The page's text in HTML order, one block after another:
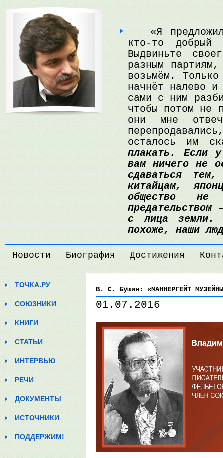
«Я предложил
кто-то
Выдвиньте
разным
возьмём.
начнёт налево и
сами с ним
чтобы потом не
они мне
осталось им
плакать. Если
вам ничего не
сдаваться
китайцам,
общество не
с лица
похоже, наши
Новости Биография Достижения
ТОЧКА.РУ
СОЮЗНИКИ
КНИГИ
СТАТЬИ
ИНТЕРВЬЮ
РЕЧИ
ДОКУМЕНТЫ
ИСТОЧНИКИ
ПОДДЕРЖИМ!
В. С. Бушин: «МАННЕРГЕЙТ
01.07.2016